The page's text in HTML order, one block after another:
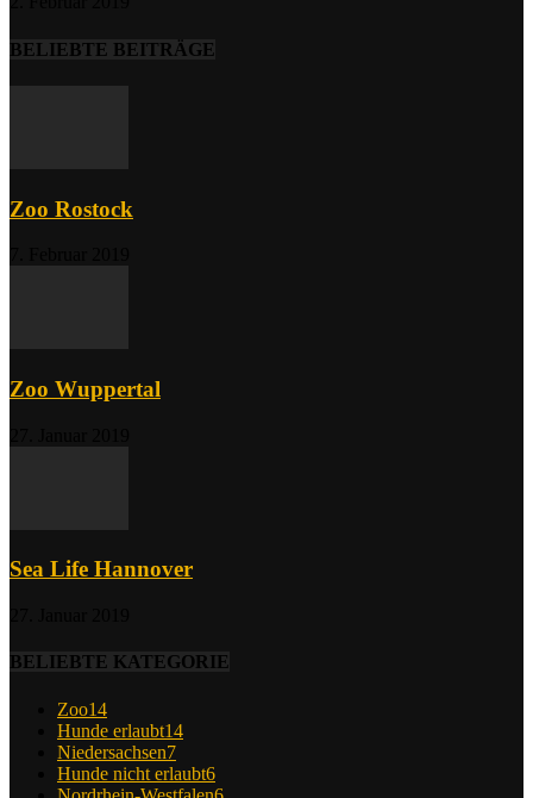
BELIEBTE BEITRÄGE
Zoo Rostock
Zoo Wuppertal
Sea Life Hannover
BELIEBTE KATEGORIE
Zoo14
Hunde erlaubt14
Niedersachsen7
Hunde nicht erlaubt6